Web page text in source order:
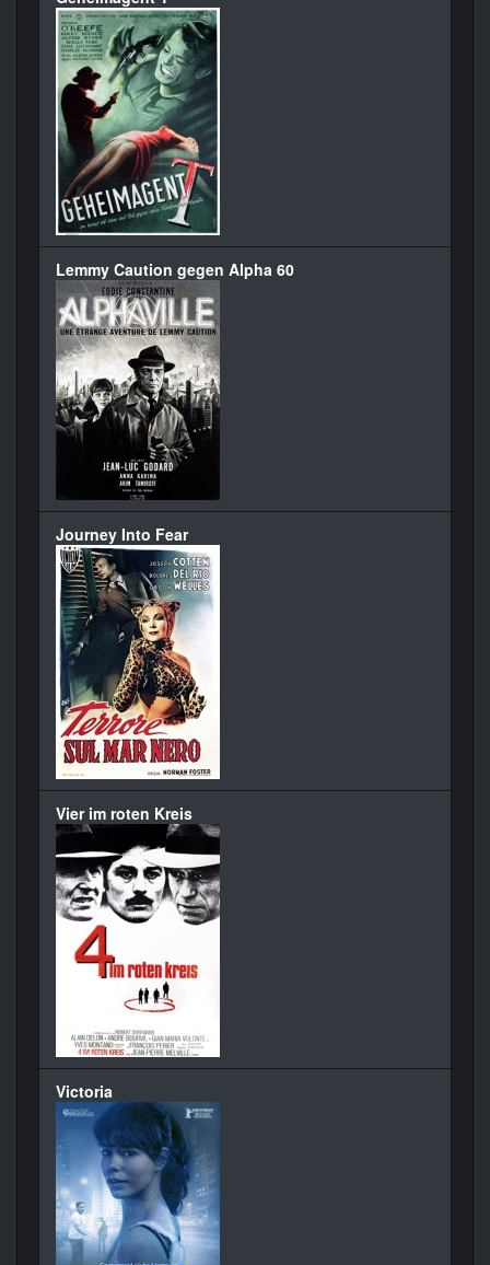
Lemmy Caution gegen Alpha 60
Journey Into Fear
Vier im roten Kreis
Victoria